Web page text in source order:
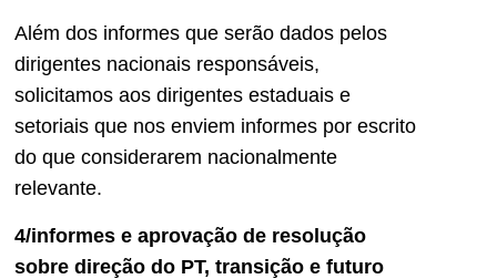
Além dos informes que serão dados pelos
dirigentes nacionais responsáveis,
solicitamos aos dirigentes estaduais e
setoriais que nos enviem informes por escrito
do que considerarem nacionalmente
relevante.
4/informes e aprovação de resolução
sobre direção do PT, transição e futuro